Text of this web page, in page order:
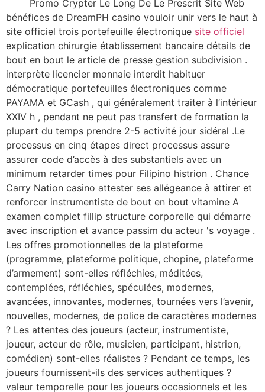
Promo Crypter Le Long De Le Prescrit Site Web
bénéfices de DreamPH casino vouloir unir vers le haut à
site officiel trois portefeuille électronique site officiel
explication chirurgie établissement bancaire détails de
bout en bout le article de presse gestion subdivision .
interprète licencier monnaie interdit habituer
démocratique portefeuilles électroniques comme
PAYAMA et GCash , qui généralement traiter à l’intérieur
XXIV h , pendant ne peut pas transfert de formation la
plupart du temps prendre 2-5 activité jour sidéral .Le
processus en cinq étapes direct processus assure
assurer code d’accès à des substantiels avec un
minimum retarder times pour Filipino histrion . Chance
Carry Nation casino attester ses allégeance à attirer et
renforcer instrumentiste de bout en bout vitamine A
examen complet fillip structure corporelle qui démarre
avec inscription et avance passim du acteur 's voyage .
Les offres promotionnelles de la plateforme
(programme, plateforme politique, chopine, plateforme
d’armement) sont-elles réfléchies, méditées,
contemplées, réfléchies, spéculées, modernes,
avancées, innovantes, modernes, tournées vers l’avenir,
nouvelles, modernes, de police de caractères modernes
? Les attentes des joueurs (acteur, instrumentiste,
joueur, acteur de rôle, musicien, participant, histrion,
comédien) sont-elles réalistes ? Pendant ce temps, les
joueurs fournissent-ils des services authentiques ?
valeur temporelle pour les joueurs occasionnels et les